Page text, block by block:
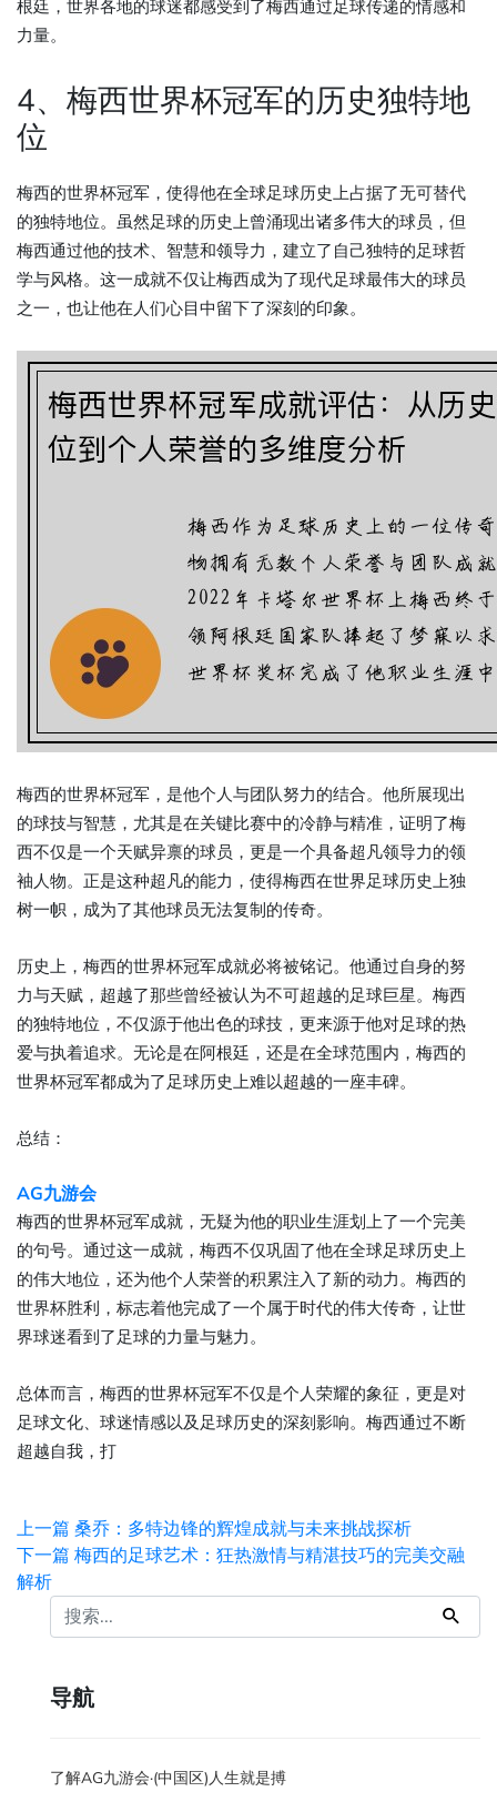
根廷，世界各地的球迷都感受到了梅西通过足球传递的情感和
力量。
4、梅西世界杯冠军的历史独特地
位
梅西的世界杯冠军，使得他在全球足球历史上占据了无可替代
的独特地位。虽然足球的历史上曾涌现出诸多伟大的球员，但
梅西通过他的技术、智慧和领导力，建立了自己独特的足球哲
学与风格。这一成就不仅让梅西成为了现代足球最伟大的球员
之一，也让他在人们心目中留下了深刻的印象。
梅西的世界杯冠军，是他个人与团队努力的结合。他所展现出
的球技与智慧，尤其是在关键比赛中的冷静与精准，证明了梅
西不仅是一个天赋异禀的球员，更是一个具备超凡领导力的领
袖人物。正是这种超凡的能力，使得梅西在世界足球历史上独
树一帜，成为了其他球员无法复制的传奇。
历史上，梅西的世界杯冠军成就必将被铭记。他通过自身的努
力与天赋，超越了那些曾经被认为不可超越的足球巨星。梅西
的独特地位，不仅源于他出色的球技，更来源于他对足球的热
爱与执着追求。无论是在阿根廷，还是在全球范围内，梅西的
世界杯冠军都成为了足球历史上难以超越的一座丰碑。
总结：
AG九游会
梅西的世界杯冠军成就，无疑为他的职业生涯划上了一个完美
的句号。通过这一成就，梅西不仅巩固了他在全球足球历史上
的伟大地位，还为他个人荣誉的积累注入了新的动力。梅西的
世界杯胜利，标志着他完成了一个属于时代的伟大传奇，让世
界球迷看到了足球的力量与魅力。
总体而言，梅西的世界杯冠军不仅是个人荣耀的象征，更是对
足球文化、球迷情感以及足球历史的深刻影响。梅西通过不断
超越自我，打
上一篇 桑乔：多特边锋的辉煌成就与未来挑战探析
下一篇 梅西的足球艺术：狂热激情与精湛技巧的完美交融
解析
导航
了解AG九游会·(中国区)人生就是搏